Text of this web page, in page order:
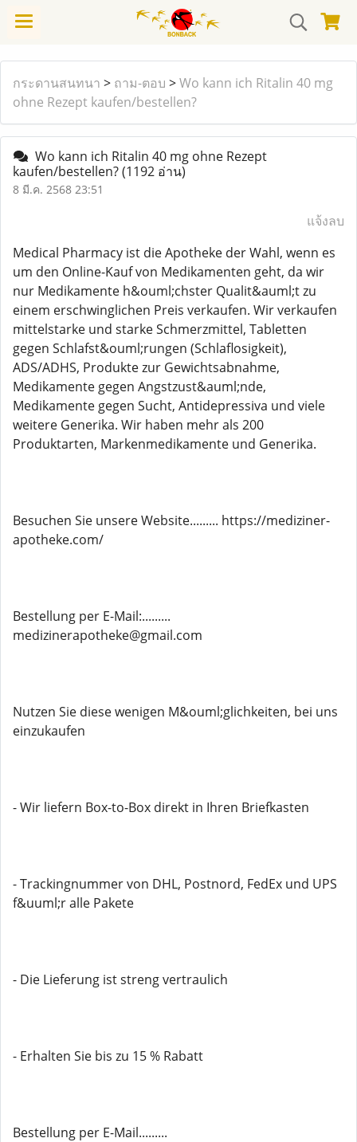
กระดานสนทนา > ถาม-ตอบ >Wo kann ich Ritalin 40 mg
ohne Rezept kaufen/bestellen?
Wo kann ich Ritalin 40 mg ohne Rezept
kaufen/bestellen?(1192 อ่าน)
8 มี.ค. 2568 23:51
แจ้งลบ
Medical Pharmacy ist die Apotheke der Wahl, wenn es
um den Online-Kauf von Medikamenten geht, da wir
nur Medikamente h&ouml;chster Qualit&auml;t zu
einem erschwinglichen Preis verkaufen. Wir verkaufen
mittelstarke und starke Schmerzmittel, Tabletten
gegen Schlafst&ouml;rungen (Schlaflosigkeit),
ADS/ADHS, Produkte zur Gewichtsabnahme,
Medikamente gegen Angstzust&auml;nde,
Medikamente gegen Sucht, Antidepressiva und viele
weitere Generika. Wir haben mehr als 200
Produktarten, Markenmedikamente und Generika.
Besuchen Sie unsere Website......... https://mediziner-
apotheke.com/
Bestellung per E-Mail:.........
medizinerapotheke@gmail.com
Nutzen Sie diese wenigen M&ouml;glichkeiten, bei uns
einzukaufen
- Wir liefern Box-to-Box direkt in Ihren Briefkasten
- Trackingnummer von DHL, Postnord, FedEx und UPS
f&uuml;r alle Pakete
- Die Lieferung ist streng vertraulich
- Erhalten Sie bis zu 15 % Rabatt
Bestellung per E-Mail.........